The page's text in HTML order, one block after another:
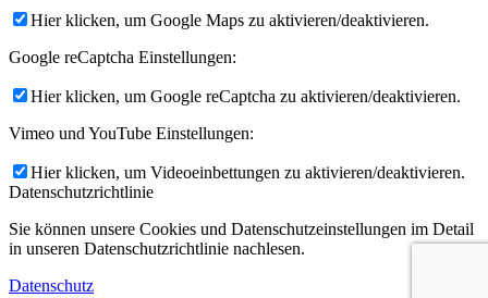
Hier klicken, um Google Maps zu aktivieren/deaktivieren.
Google reCaptcha Einstellungen:
Hier klicken, um Google reCaptcha zu aktivieren/deaktivieren.
Vimeo und YouTube Einstellungen:
Hier klicken, um Videoeinbettungen zu aktivieren/deaktivieren.
Datenschutzrichtlinie
Sie können unsere Cookies und Datenschutzeinstellungen im Detail
in unseren Datenschutzrichtlinie nachlesen.
Datenschutz